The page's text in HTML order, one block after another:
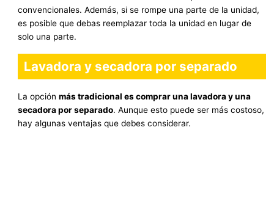
convencionales. Además, si se rompe una parte de la unidad,
es posible que debas reemplazar toda la unidad en lugar de
solo una parte.
Lavadora y secadora por separado
La opciónmás tradicional es comprar una lavadora y una
secadora por separado. Aunque esto puede ser más costoso,
hay algunas ventajas que debes considerar.